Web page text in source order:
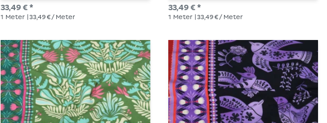
33,49 € *
1 Meter | 33,49 € / Meter
33,49 € *
1 Meter | 33,49 € / Meter